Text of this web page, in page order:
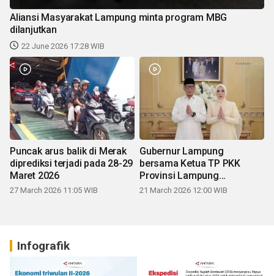
Aliansi Masyarakat Lampung minta program MBG
dilanjutkan
22 June 2026 17:28 WIB
Puncak arus balik di Merak
diprediksi terjadi pada 28-29
Maret 2026
27 March 2026 11:05 WIB
Gubernur Lampung
bersama Ketua TP PKK
Provinsi Lampung
mengucapkan Selamat Hari
21 March 2026 12:00 WIB
Infografik